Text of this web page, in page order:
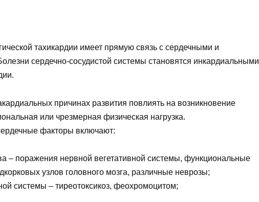
тахикардии имеет прямую связь с сердечными и
сердечно-сосудистой системы становятся инкардиальными
причинах развития повлиять на возникновение
или чрезмерная физическая нагрузка.
факторы включают:
– поражения нервной вегетативной системы, функциональные
узлов головного мозга, различные неврозы;
системы – тиреотоксикоз, феохромоцитом;